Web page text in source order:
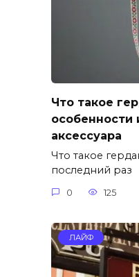
Что такое
особенности
аксессуара
Что такое
последний раз
0 125
ЛАЙФ